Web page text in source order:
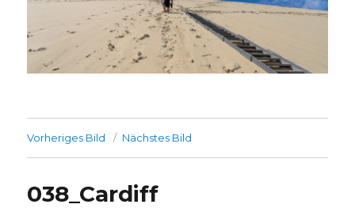
Vorheriges Bild Nächstes Bild
038_Cardiff